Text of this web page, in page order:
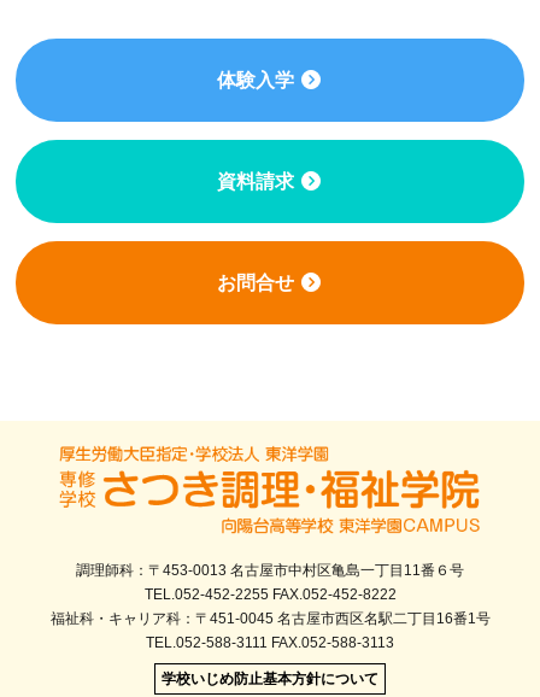
体験入学
資料請求
お問合せ
調理師科：〒453-0013 名古屋市中村区亀島一丁目11番６号
TEL.052-452-2255 FAX.052-452-8222
福祉科・キャリア科：〒451-0045 名古屋市西区名駅二丁目16番1号
TEL.052-588-3111 FAX.052-588-3113
学校いじめ防止基本方針について